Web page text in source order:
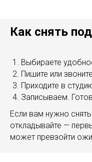
Как снять
Выбираете
Пишите или
Приходите в
Записываем.
Если вам нужно
откладывайте —
может превзойти